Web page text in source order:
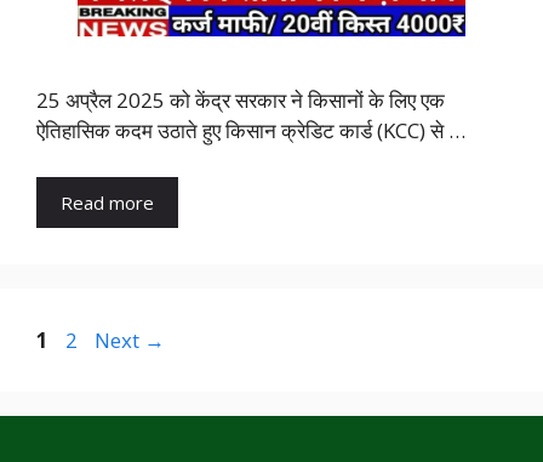
25 अप्रैल 2025 को केंद्र सरकार ने किसानों के लिए एक
ऐतिहासिक कदम उठाते हुए किसान क्रेडिट कार्ड (KCC) से …
Read more
Page
1 Page
2 Next →